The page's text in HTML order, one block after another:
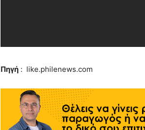
Πηγή : like.philenews.com